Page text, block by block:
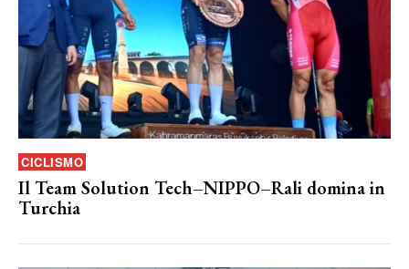
CICLISMO
Il Team Solution Tech–NIPPO–Rali domina in
Turchia